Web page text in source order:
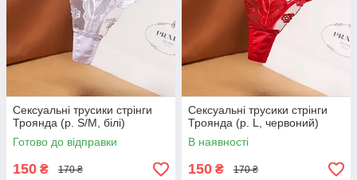
Сексуальні трусики стрінги
Троянда (р. S/M, білі)
Готово до відправки
150 ₴ 170 ₴
Сексуальні трусики стрінги
Троянда (р. L, червоний)
В наявності
150 ₴ 170 ₴